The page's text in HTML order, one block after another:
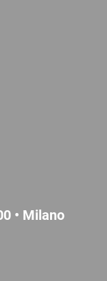
• Milano